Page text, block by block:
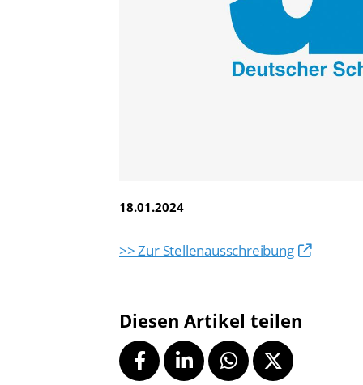
18.01.2024
>> Zur Stellenausschreibung
Diesen Artikel teilen